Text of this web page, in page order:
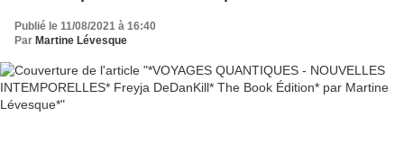
Publié le 11/08/2021 à 16:40
Par Martine Lévesque